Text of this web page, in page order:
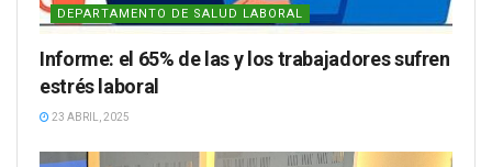
DEPARTAMENTO DE SALUD LABORAL
Informe: el 65% de las y los trabajadores sufren
estrés laboral
23 ABRIL, 2025